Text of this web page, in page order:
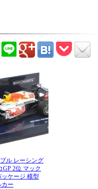
ル レーシング
GP 2位 マック
ケージ 模型
カー